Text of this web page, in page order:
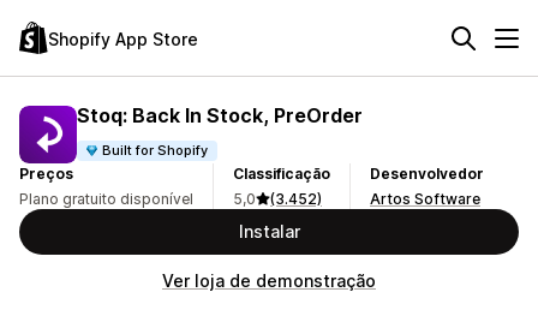
Shopify App Store
Stoq: Back In Stock, PreOrder
Built for Shopify
Preços
Plano gratuito disponível
Classificação
5,0
(3.452)
Desenvolvedor
Artos Software
Instalar
Ver loja de demonstração